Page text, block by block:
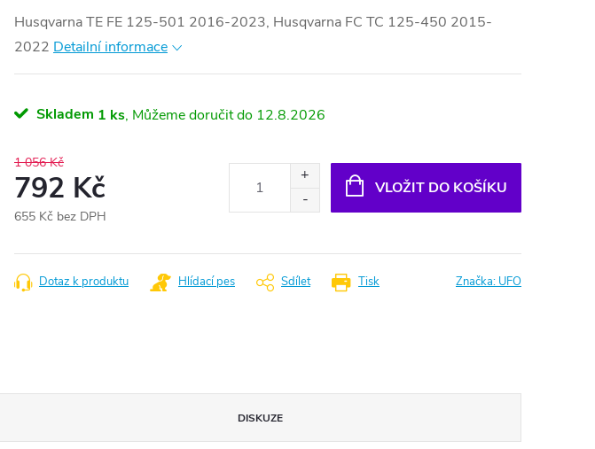
Husqvarna TE FE 125-501 2016-2023, Husqvarna FC TC 125-450 2015-
2022 Detailní informace
Skladem 1 ks 12.8.2026
1 056 Kč
792 Kč
655 Kč bez DPH
cena:
VLOŽIT DO KOŠÍKU
Tisk
Dotaz k produktu Hlídací pes Sdílet Značka: UFO
DISKUZE